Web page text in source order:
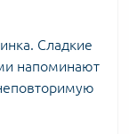
Сладкие
напоминают